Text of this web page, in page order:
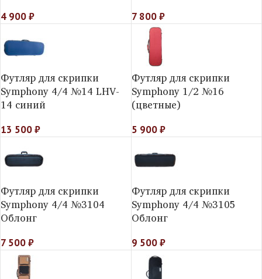
4 900₽ 7 800₽
Футляр для скрипки
Symphony 4/4 №14 LHV-
14 синий
13 500₽
Футляр для скрипки
Symphony 1/2 №16
(цветные)
5 900₽
Футляр для скрипки
Symphony 4/4 №3104
Облонг
7 500₽
Футляр для скрипки
Symphony 4/4 №3105
Облонг
9 500₽